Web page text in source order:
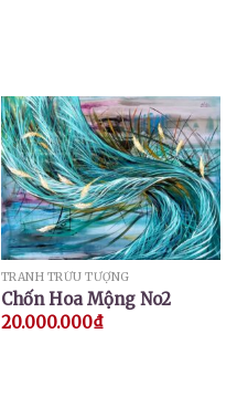
TRANH TRỪU TƯỢNG
Chốn Hoa Mộng No2
20.000.000₫